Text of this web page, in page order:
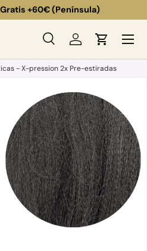
+60€ (Península)
BuscarIniciar sesión
Carrito
Menú
- X-pression 2x Pre-estiradas
del producto
en la vista de galería